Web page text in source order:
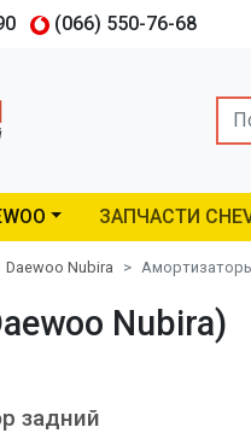
(066) 550-76-68
Search
ЗАПЧАСТИ
Daewoo Nubira
Nubira)
задний